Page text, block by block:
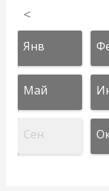
<
Янв
Май
Сен